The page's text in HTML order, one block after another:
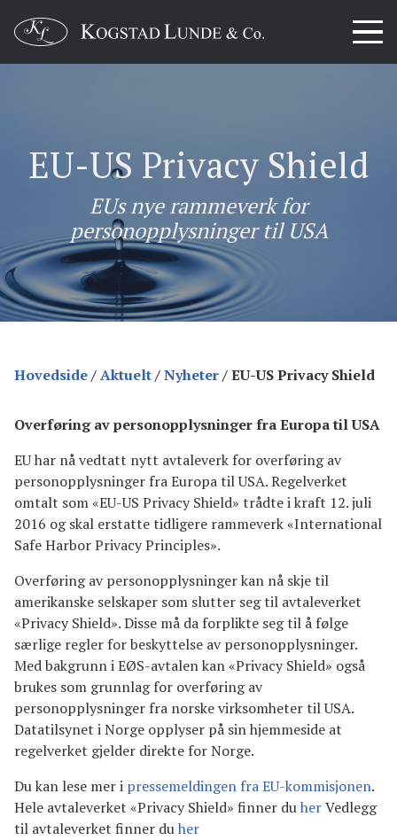
EU-US Privacy Shield
EUs nye rammeverk for
personopplysninger til USA
Hovedside/Aktuelt/Nyheter/EU-US Privacy Shield
Overføring av personopplysninger fra Europa til USA
EU har nå vedtatt nytt avtaleverk for overføring av
personopplysninger fra Europa til USA. Regelverket
omtalt som «EU-US Privacy Shield» trådte i kraft 12. juli
2016 og skal erstatte tidligere rammeverk «International
Safe Harbor Privacy Principles».
Overføring av personopplysninger kan nå skje til
amerikanske selskaper som slutter seg til avtaleverket
«Privacy Shield». Disse må da forplikte seg til å følge
særlige regler for beskyttelse av personopplysninger.
Med bakgrunn i EØS-avtalen kan «Privacy Shield» også
brukes som grunnlag for overføring av
personopplysninger fra norske virksomheter til USA.
Datatilsynet i Norge opplyser på sin hjemmeside at
regelverket gjelder direkte for Norge.
Du kan lese mer i pressemeldingen fra EU-kommisjonen.
Hele avtaleverket «Privacy Shield» finner duherVedlegg
til avtaleverket finner duher